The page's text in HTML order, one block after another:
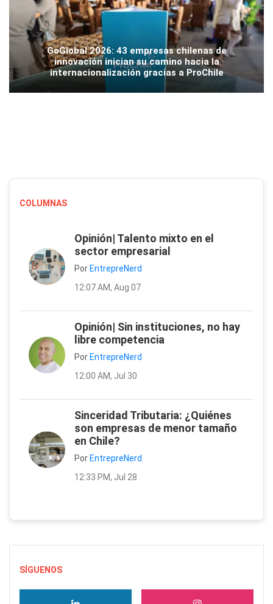
GoGlobal 2026: 43 empresas chilenas de
innovación inician su camino hacia la
internacionalización gracias a ProChile
COLUMNAS
Opinión| Talento mixto en el
sector empresarial
Por EntrepreNerd
12:07 AM, Aug 07
Opinión| Sin instituciones, no hay
libre competencia
Por EntrepreNerd
12:00 AM, Jul 30
Sinceridad Tributaria: ¿Quiénes
son empresas de menor tamaño
en Chile?
Por EntrepreNerd
12:33 PM, Jul 28
SÍGUENOS